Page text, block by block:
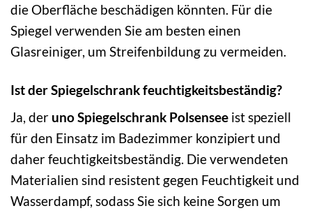
die Oberfläche beschädigen könnten. Für die
Spiegel verwenden Sie am besten einen
Glasreiniger, um Streifenbildung zu vermeiden.
Ist der Spiegelschrank feuchtigkeitsbeständig?
Ja, der uno Spiegelschrank Polsensee ist speziell
für den Einsatz im Badezimmer konzipiert und
daher feuchtigkeitsbeständig. Die verwendeten
Materialien sind resistent gegen Feuchtigkeit und
Wasserdampf, sodass Sie sich keine Sorgen um